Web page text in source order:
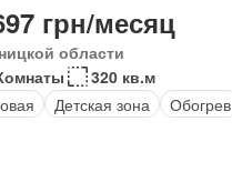
грн/месяц
области
320 кв.м
Детская зона Обогрев